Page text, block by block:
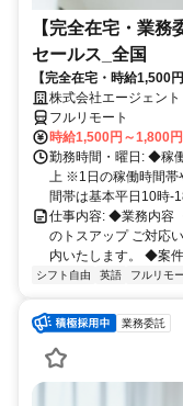
【完全在宅・業
セールス_全国
【完全在宅・時給1,500
が活躍中！法人向けの
ゼロ◎お休み調整OK！家
株式会社エージェント
フルリモート
時給1,500円～1,800円
勤務時間・曜日: ◆稼
上 ※1日の稼働時間帯
間帯は基本平日10時-
仕事内容: ◆業務内容
のトスアップ ご対応
内いたします。 ◆案
シフト自由 英語 フルリモ
業務委託